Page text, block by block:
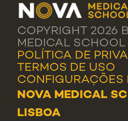
COPYRIGHT 2026
MEDICAL SCHOOL
POLÍTICA DE
TERMOS DE USO
CONFIGURAÇÕES
NOVA MEDICAL
LISBOA